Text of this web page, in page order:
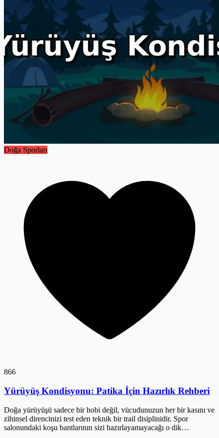
deneyimi, güvenli olandır.
Doğa Sporları
866
Yürüyüş Kondisyonu: Patika İçin Hazırlık Rehberi
Doğa yürüyüşü sadece bir hobi değil, vücudunuzun her bir kasını ve
zihinsel direncinizi test eden teknik bir trail disiplinidir. Spor
salonundaki koşu bantlarının sizi hazırlayamayacağı o dik